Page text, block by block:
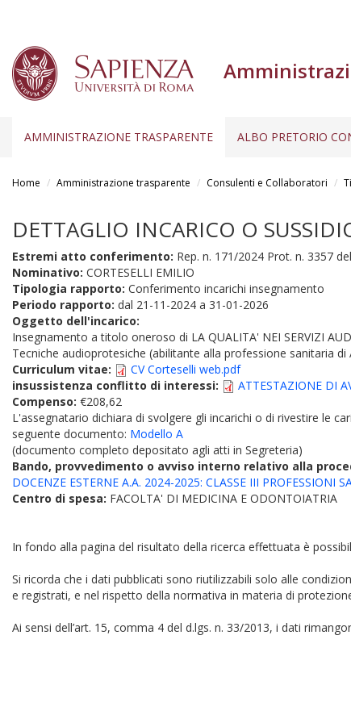
AMMINISTRAZIONE TRASPARENTE ALBO PRETORIO
Home Amministrazione trasparente Consulenti e Collaboratori
DETTAGLIO INCARICO O
Estremi atto conferimento: Rep. n. 171/2024 Prot. n. 3357
Nominativo: CORTESELLI EMILIO
Tipologia rapporto: Conferimento incarichi insegnamento
Periodo rapporto: dal 21-11-2024 a 31-01-2026
Oggetto dell'incarico:
Insegnamento a titolo oneroso di LA QUALITA' NEI SERVIZI
Tecniche audioprotesiche (abilitante alla professione sanitaria
Curriculum vitae:
CV Corteselli web.pdf
insussistenza conflitto di interessi:
ATTESTAZIONE DI
Compenso: €208,62
L'assegnatario dichiara di svolgere gli incarichi o di rivestire le
seguente documento: Modello A
(documento completo depositato agli atti in Segreteria)
Bando, provvedimento o avviso interno relativo alla
DOCENZE ESTERNE A.A. 2024-2025: CLASSE III
Centro di spesa: FACOLTA' DI MEDICINA E ODONTOIATRIA
In fondo alla pagina del risultato della ricerca effettuata è
Si ricorda che i dati pubblicati sono riutilizzabili solo alle
e registrati, e nel rispetto della normativa in materia di
Ai sensi dell’art. 15, comma 4 del d.lgs. n. 33/2013, i dati